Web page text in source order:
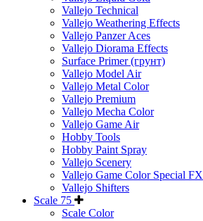
Vallejo Technical
Vallejo Weathering Effects
Vallejo Panzer Aces
Vallejo Diorama Effects
Surface Primer (грунт)
Vallejo Model Air
Vallejo Metal Color
Vallejo Premium
Vallejo Mecha Color
Vallejo Game Air
Hobby Tools
Hobby Paint Spray
Vallejo Scenery
Vallejo Game Color Special FX
Vallejo Shifters
Scale 75
Scale Color